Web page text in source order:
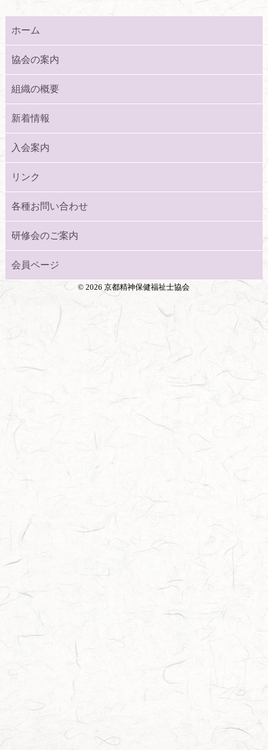
ホーム
協会の案内
組織の概要
新着情報
入会案内
リンク
各種お問い合わせ
研修会のご案内
会員ページ
©2026 京都精神保健福祉士協会